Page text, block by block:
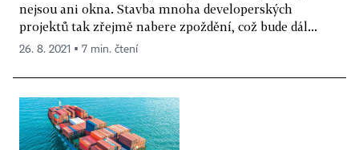
nejsou ani okna. Stavba mnoha developerských
projektů tak zřejmě nabere zpoždění, což bude dál...
26. 8. 2021 ▪ 7 min. čtení